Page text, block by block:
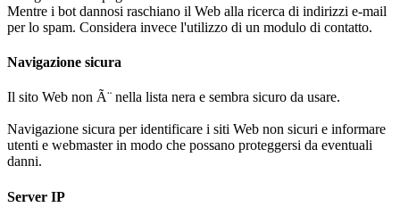
Mentre i bot dannosi raschiano il Web alla ricerca di indirizzi e-mail
per lo spam. Considera invece l'utilizzo di un modulo di contatto.
Navigazione sicura
Il sito Web non Ã¨ nella lista nera e sembra sicuro da usare.
Navigazione sicura per identificare i siti Web non sicuri e informare
utenti e webmaster in modo che possano proteggersi da eventuali
danni.
Server IP